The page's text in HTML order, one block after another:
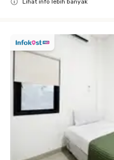
Lihat info lebih banyak